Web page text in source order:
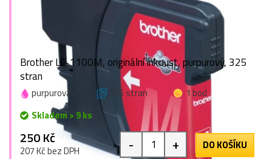
Brother LC-1100M, originální inkoust, purpurový, 325
stran
purpurová 325 stran
1 bod
Skladem > 9 ks
250 Kč
207 Kč bez DPH - + DO KOŠÍKU